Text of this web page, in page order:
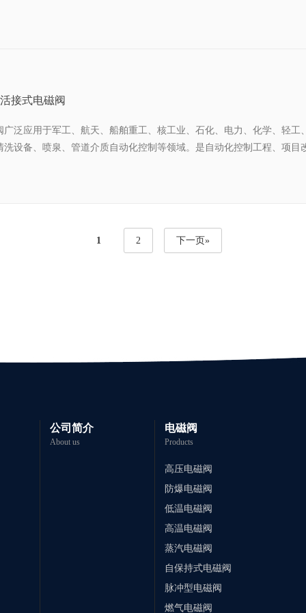
接式电磁阀
广泛应用于军工、航天、船舶重工、核工业、石化、电力、化学、轻
洗设备、喷泉、管道介质自动化控制等领域。是自动化控制工程、项目
1 2 下一页»
公司简介
About us
电磁阀
Products
高压电磁阀
防爆电磁阀
低温电磁阀
高温电磁阀
蒸汽电磁阀
自保持式电磁阀
脉冲型电磁阀
燃气电磁阀